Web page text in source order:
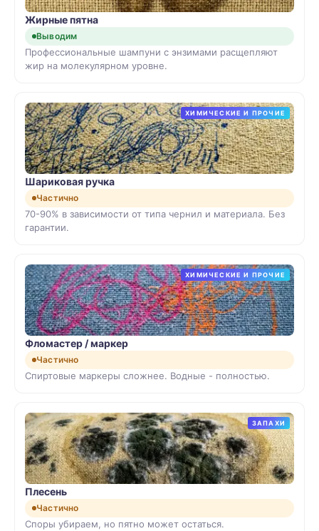
Жирные пятна
Выводим
Профессиональные шампуни с энзимами расщепляют
жир на молекулярном уровне.
ХИМИЧЕСКИЕ И ПРОЧИЕ
Шариковая ручка
Частично
70-90% в зависимости от типа чернил и материала. Без
гарантии.
ХИМИЧЕСКИЕ И ПРОЧИЕ
Фломастер / маркер
Частично
Спиртовые маркеры сложнее. Водные - полностью.
ЗАПАХИ
Плесень
Частично
Споры убираем, но пятно может остаться.